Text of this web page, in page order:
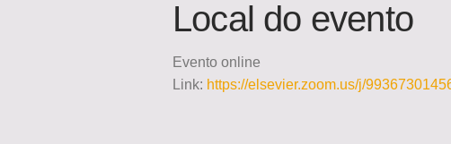
Local do evento
Evento online
Link: https://elsevier.zoom.us/j/